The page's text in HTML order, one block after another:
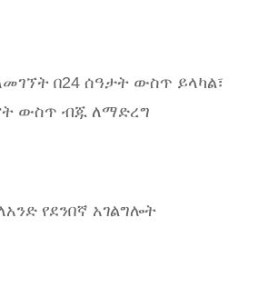
በ24 ሰዓታት ውስጥ ይላካል፣
ውስጥ ብጁ ለማድረግ
የደንበኛ አገልግሎት